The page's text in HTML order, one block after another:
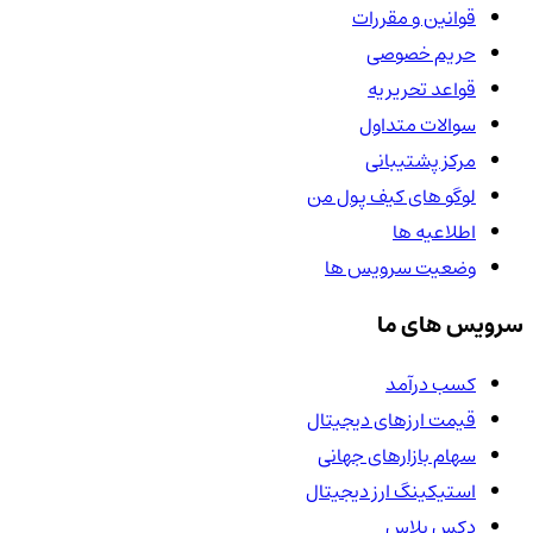
قوانین و مقررات
حریم خصوصی
قواعد تحریریه
سوالات متداول
مرکز پشتیبانی
لوگو های کیف پول من
اطلاعیه ها
وضعیت سرویس ها
سرویس های ما
کسب درآمد
قیمت ارزهای دیجیتال
سهام بازارهای جهانی
استیکینگ ارز دیجیتال